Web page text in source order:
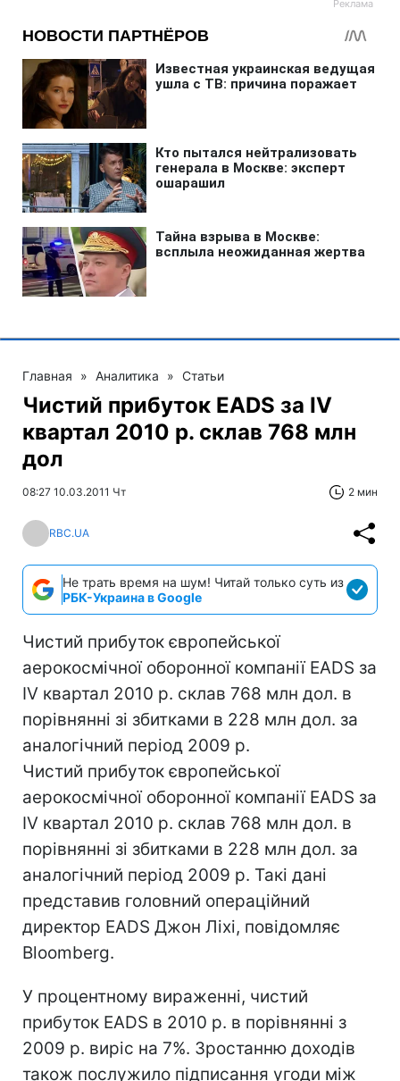
Главная » Аналитика » Статьи
Чистий прибуток EADS за IV
квартал 2010 р. склав 768 млн
дол
08:27 10.03.2011 Чт 2 мин
RBC.UA
Не трать время на шум! Читай только суть из
РБК-Украина в Google
Чистий прибуток європейської
аерокосмічної оборонної компанії EADS за
IV квартал 2010 р. склав 768 млн дол. в
порівнянні зі збитками в 228 млн дол. за
аналогічний період 2009 р.
Чистий прибуток європейської
аерокосмічної оборонної компанії EADS за
IV квартал 2010 р. склав 768 млн дол. в
порівнянні зі збитками в 228 млн дол. за
аналогічний період 2009 р. Такі дані
представив головний операційний
директор EADS Джон Ліхі, повідомляє
Bloomberg.
У процентному вираженні, чистий
прибуток EADS в 2010 р. в порівнянні з
2009 р. виріс на 7%. Зростанню доходів
також послужило підписання угоди між